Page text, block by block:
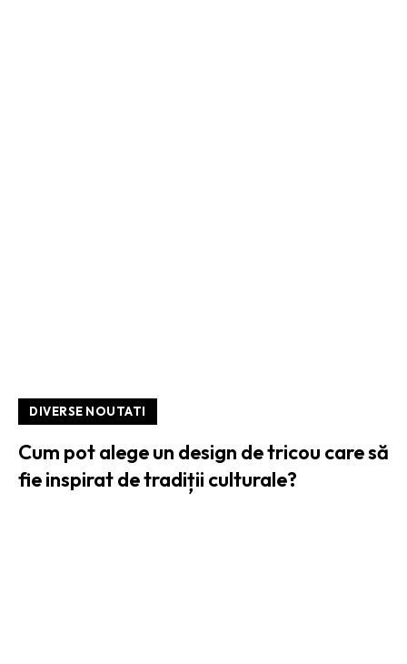
DIVERSE NOUTATI
Cum pot alege un design de tricou care să
fie inspirat de tradiții culturale?